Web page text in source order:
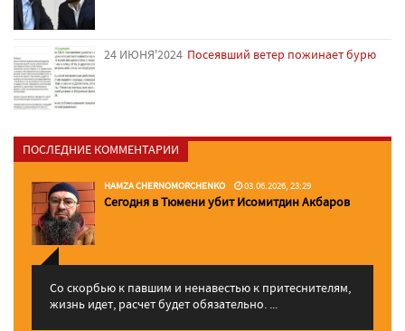
24 ИЮНЯ'2024 Посеявший ветер пожинает бурю
ПОСЛЕДНИЕ КОММЕНТАРИИ
HAMZA CHERNOMORCHENKO 03.06.2026, 23:29
Сегодня в Тюмени убит Исомитдин Акбаров
Со скорбью к павшим и ненавестью к притеснителям,
жизнь идет, расчет будет обязательно. ...